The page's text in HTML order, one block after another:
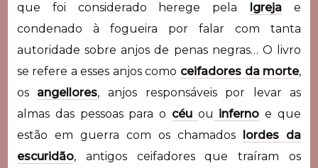
que foi considerado herege pela Igreja e
condenado à fogueira por falar com tanta
autoridade sobre anjos de penas negras… O livro
se refere a esses anjos como ceifadores da morte,
os angellores, anjos responsáveis por levar as
almas das pessoas para o céu ou inferno e que
estão em guerra com os chamados lordes da
escuridão, antigos ceifadores que traíram os